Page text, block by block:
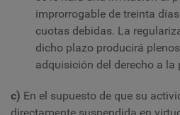
improrrogable de treinta
cuotas debidas. La
dicho plazo producirá
adquisición del derecho a la
c) En el supuesto de que su